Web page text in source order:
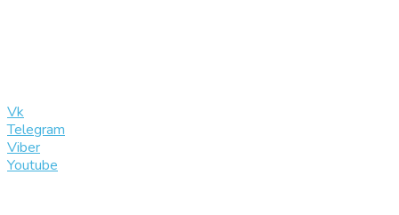
Vk
Telegram
Viber
Youtube